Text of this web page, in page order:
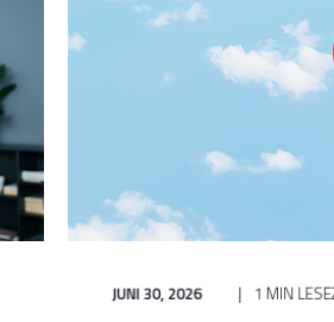
JUNI 30, 2026 1 MIN